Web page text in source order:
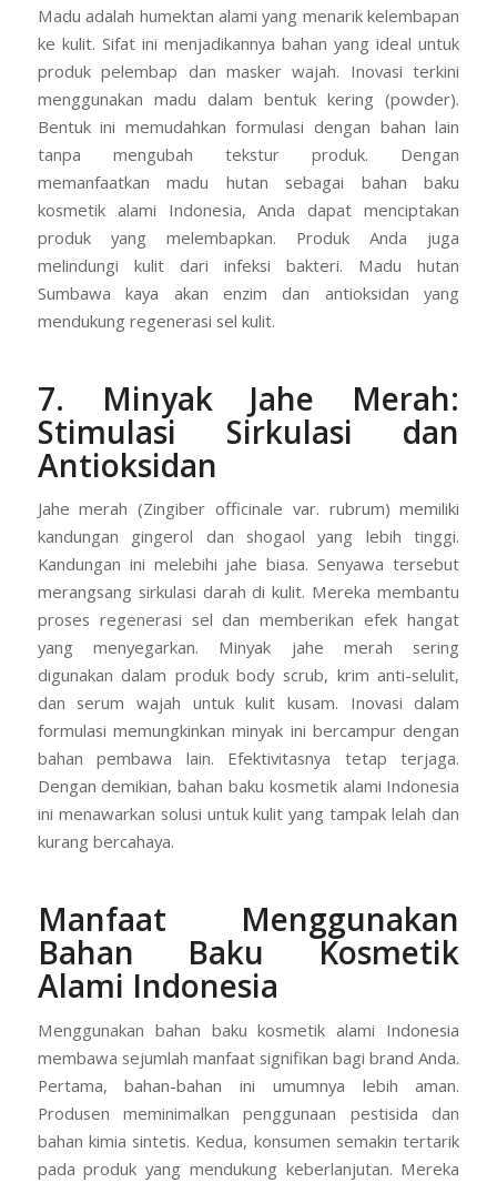
Madu adalah humektan alami yang menarik kelembapan
ke kulit. Sifat ini menjadikannya bahan yang ideal untuk
produk pelembap dan masker wajah. Inovasi terkini
menggunakan madu dalam bentuk kering (powder).
Bentuk ini memudahkan formulasi dengan bahan lain
tanpa mengubah tekstur produk. Dengan
memanfaatkan madu hutan sebagai bahan baku
kosmetik alami Indonesia, Anda dapat menciptakan
produk yang melembapkan. Produk Anda juga
melindungi kulit dari infeksi bakteri. Madu hutan
Sumbawa kaya akan enzim dan antioksidan yang
mendukung regenerasi sel kulit.
7. Minyak Jahe Merah:
Stimulasi Sirkulasi dan
Antioksidan
Jahe merah (Zingiber officinale var. rubrum) memiliki
kandungan gingerol dan shogaol yang lebih tinggi.
Kandungan ini melebihi jahe biasa. Senyawa tersebut
merangsang sirkulasi darah di kulit. Mereka membantu
proses regenerasi sel dan memberikan efek hangat
yang menyegarkan. Minyak jahe merah sering
digunakan dalam produk body scrub, krim anti-selulit,
dan serum wajah untuk kulit kusam. Inovasi dalam
formulasi memungkinkan minyak ini bercampur dengan
bahan pembawa lain. Efektivitasnya tetap terjaga.
Dengan demikian, bahan baku kosmetik alami Indonesia
ini menawarkan solusi untuk kulit yang tampak lelah dan
kurang bercahaya.
Manfaat Menggunakan
Bahan Baku Kosmetik
Alami Indonesia
Menggunakan bahan baku kosmetik alami Indonesia
membawa sejumlah manfaat signifikan bagi brand Anda.
Pertama, bahan-bahan ini umumnya lebih aman.
Produsen meminimalkan penggunaan pestisida dan
bahan kimia sintetis. Kedua, konsumen semakin tertarik
pada produk yang mendukung keberlanjutan. Mereka